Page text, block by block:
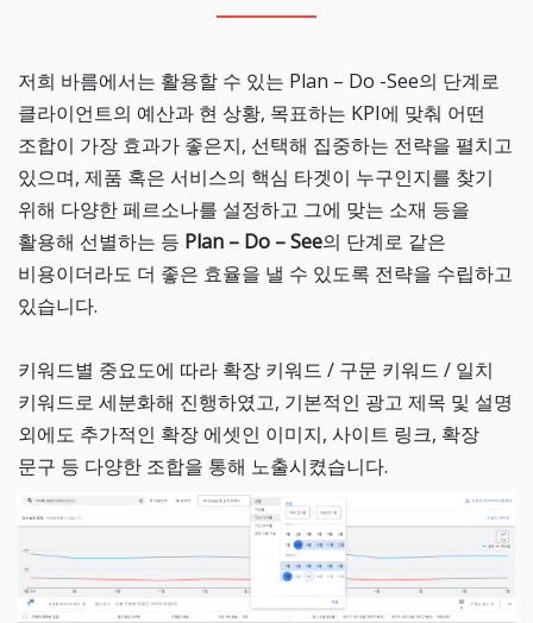
저희 바름에서는 활용할 수 있는 Plan – Do -See의 단계로
클라이언트의 예산과 현 상황, 목표하는 KPI에 맞춰 어떤
조합이 가장 효과가 좋은지, 선택해 집중하는 전략을 펼치고
있으며, 제품 혹은 서비스의 핵심 타겟이 누구인지를 찾기
위해 다양한 페르소나를 설정하고 그에 맞는 소재 등을
활용해 선별하는 등 Plan – Do – See의 단계로 같은
비용이더라도 더 좋은 효율을 낼 수 있도록 전략을 수립하고
있습니다.
키워드별 중요도에 따라 확장 키워드 / 구문 키워드 / 일치
키워드로 세분화해 진행하였고, 기본적인 광고 제목 및 설명
외에도 추가적인 확장 에셋인 이미지, 사이트 링크, 확장
문구 등 다양한 조합을 통해 노출시켰습니다.